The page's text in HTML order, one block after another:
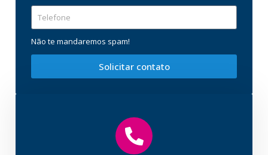
Não te mandaremos spam!
Solicitar contato